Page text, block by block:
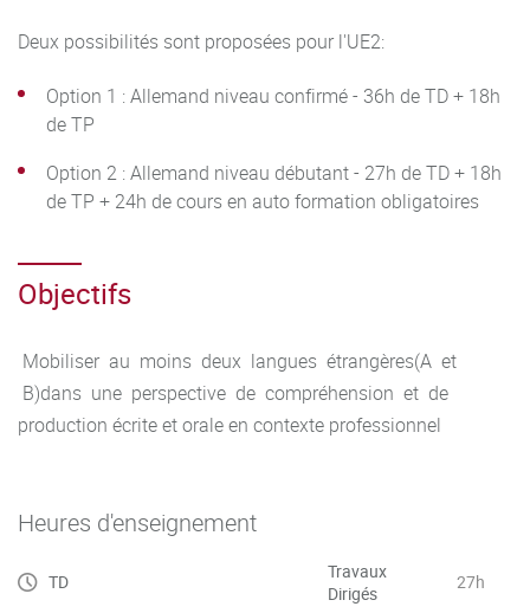
Deux possibilités sont proposées pour l'UE2:
Option 1 : Allemand niveau confirmé - 36h de TD + 18h
de TP
Option 2 : Allemand niveau débutant - 27h de TD + 18h
de TP + 24h de cours en auto formation obligatoires
Objectifs
Mobiliser au moins deux langues étrangères(A et
B)dans une perspective de compréhension et de
production écrite et orale en contexte professionnel
Heures d'enseignement
TD
Travaux
Dirigés
27h